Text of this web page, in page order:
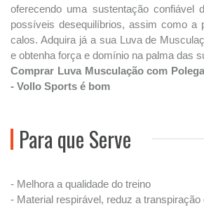
oferecendo uma sustentação confiável
possíveis desequilíbrios, assim como a
calos. Adquira já a sua Luva de
e obtenha força e domínio na palma das
Comprar Luva Musculação com
- Vollo Sports é bom
Para que Serve
- Melhora a qualidade do treino
- Material respirável, reduz a